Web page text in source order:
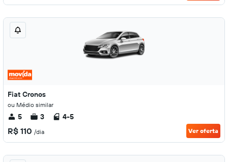
Fiat Cronos
ou Médio similar
5 3 4-5
R$ 110 /dia Ver oferta